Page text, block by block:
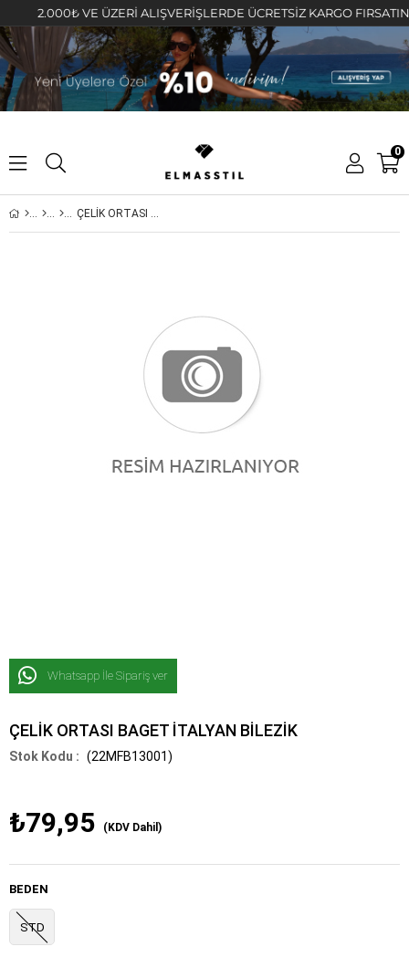
2.000₺ VE ÜZERİ ALIŞVERİŞLERDE ÜCRETSİZ KARGO FIRSATINI
0
ÇELİK ORTASI BAGET İTALYAN BİLEZİK
Whatsapp İle Sipariş ver
ÇELİK ORTASI BAGET İTALYAN BİLEZİK
(22MFB13001)
₺79,95 (KDV Dahil)
BEDEN
STD